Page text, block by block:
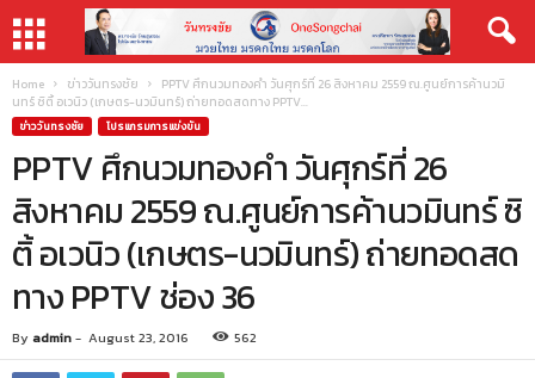
Home ข่าววันทรงชัย
PPTV ศึกนวมทองคำ วันศุกร์ที่ 26 สิงหาคม 2559 ณ.ศูนย์การค้านวมิ
นทร์ ซิติ้ อเวนิว (เกษตร-นวมินทร์) ถ่ายทอดสดทาง PPTV...
ข่าววันทรงชัย โปรแกรมการแข่งขัน
PPTV ศึกนวมทองคำ วันศุกร์ที่ 26
สิงหาคม 2559 ณ.ศูนย์การค้านวมินทร์ ซิ
ติ้ อเวนิว (เกษตร-นวมินทร์) ถ่ายทอดสด
ทาง PPTV ช่อง 36
By admin- August 23, 2016 562